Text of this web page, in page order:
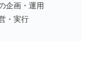
企画・運用
・実行